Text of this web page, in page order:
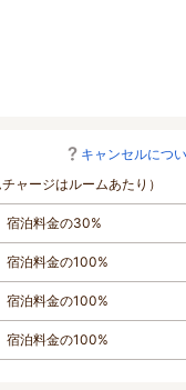
キャンセルにつ
ャージはルームあたり）
宿泊料金の30%
宿泊料金の100%
宿泊料金の100%
宿泊料金の100%